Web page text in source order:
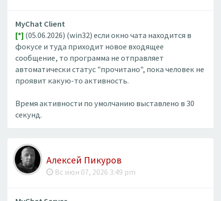
MyChat Client
[*] (05.06.2026) (win32) если окно чата находится в
фокусе и туда приходит новое входящее
сообщение, то программа не отправляет
автоматически статус "прочитано", пока человек не
проявит какую-то активность.
Время активности по умолчанию выставлено в 30
секунд.
Алексей Пикуров
Вс июн 07, 2026 3:49 pm